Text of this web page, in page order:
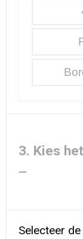
3. Kies
Selecteer